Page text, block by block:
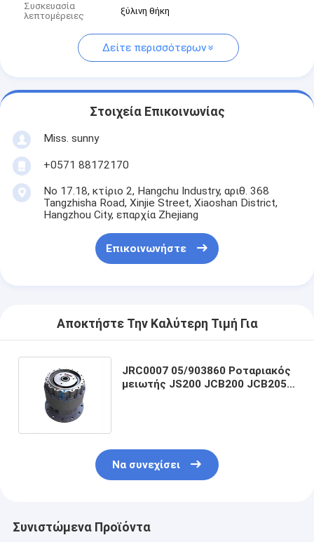
Συσκευασία
λεπτομέρειες
ξύλινη θήκη
Δείτε περισσότερων
Στοιχεία Επικοινωνίας
Miss. sunny
+0571 88172170
Νο 17.18, κτίριο 2, Hangchu Industry, αριθ. 368
Tangzhisha Road, Xinjie Street, Xiaoshan District,
Hangzhou City, επαρχία Zhejiang
Επικοινωνήστε
Αποκτήστε Την Καλύτερη Τιμή Για
JRC0007 05/903860 Ροταριακός
μειωτής JS200 JCB200 JCB205
Να συνεχίσει
Συνιστώμενα Προϊόντα